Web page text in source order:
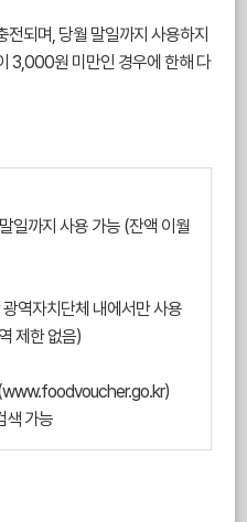
되며, 당월 말일까지 사용하지
3,000원 미만인 경우에 한해 다
일까지 사용 가능 (잔액 이월
역자치단체 내에서만 사용
제한 없음)
색 가능